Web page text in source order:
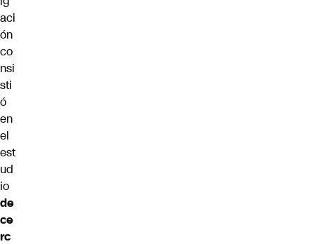
aci
ón
co
nsi
sti
ó
en
el
est
ud
io
de
ce
rc